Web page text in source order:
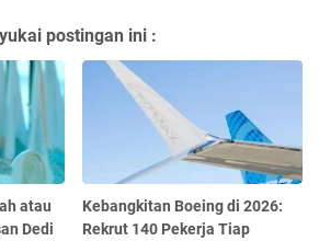
postingan ini :
atau
Dedi
Kebangkitan Boeing di 2026:
Rekrut 140 Pekerja Tiap